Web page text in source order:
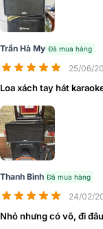
Không ngừng nâng
yêu âm thanh, Acnos
với cấu trúc 5 loa
mạnh mẽ. Đặc biệt,
có thêm Sound Card
ACNOS Mixer. Sản
nhận thức về việc
nhạc hay được.
Trần Hà My Đã mua hàng
25/06/
Loa xách tay hát
Thanh Bình Đã mua hàng
24/02/
Nhỏ nhưng có võ, đi